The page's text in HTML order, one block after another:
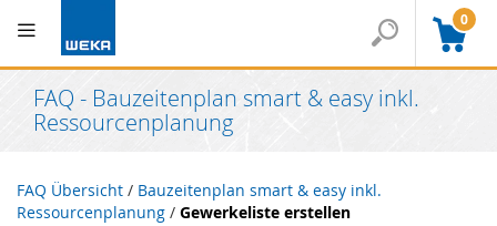
0
FAQ - Bauzeitenplan smart & easy inkl.
Ressourcenplanung
FAQ Übersicht / Bauzeitenplan smart & easy inkl.
Ressourcenplanung / Gewerkeliste erstellen